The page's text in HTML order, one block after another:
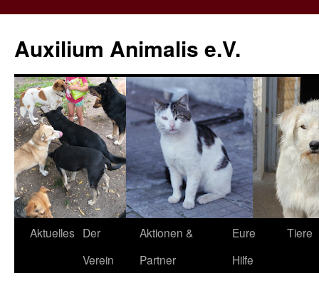
springen
Auxilium Animalis e.V.
Aktuelles Der
Verein
Aktionen &
Partner
Eure
Hilfe
Tiere